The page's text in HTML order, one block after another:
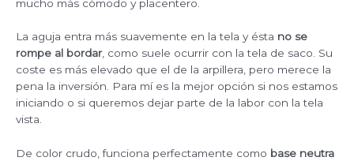
mucho más cómodo y placentero.
La aguja entra más suavemente en la tela y ésta no se
rompe al bordar, como suele ocurrir con la tela de saco. Su
coste es más elevado que el de la arpillera, pero merece la
pena la inversión. Para mí es la mejor opción si nos estamos
iniciando o si queremos dejar parte de la labor con la tela
vista.
De color crudo, funciona perfectamente como base neutra